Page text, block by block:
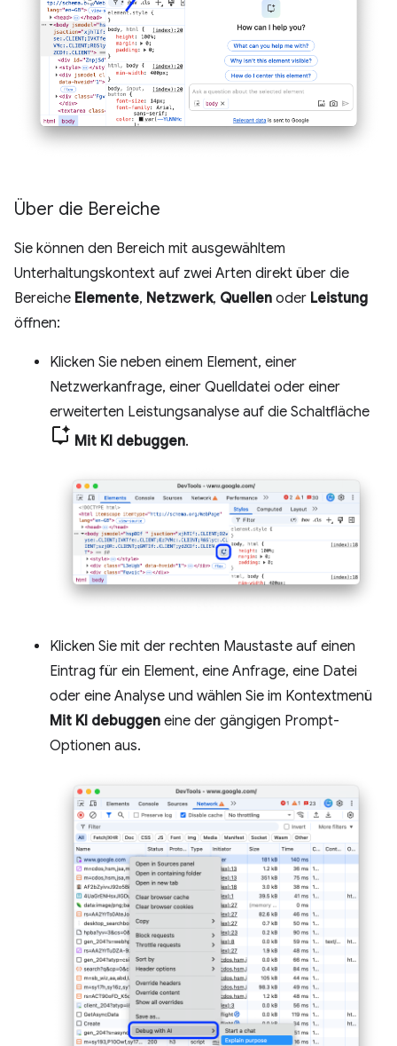
Über die Bereiche
Sie können den Bereich mit ausgewähltem
Unterhaltungskontext auf zwei Arten direkt über die
Bereiche Elemente, Netzwerk, Quellen oder Leistung
öffnen:
Klicken Sie neben einem Element, einer
Netzwerkanfrage, einer Quelldatei oder einer
erweiterten Leistungsanalyse auf die Schaltfläche
Mit KI debuggen.
Klicken Sie mit der rechten Maustaste auf einen
Eintrag für ein Element, eine Anfrage, eine Datei
oder eine Analyse und wählen Sie im Kontextmenü
Mit KI debuggen eine der gängigen Prompt-
Optionen aus.